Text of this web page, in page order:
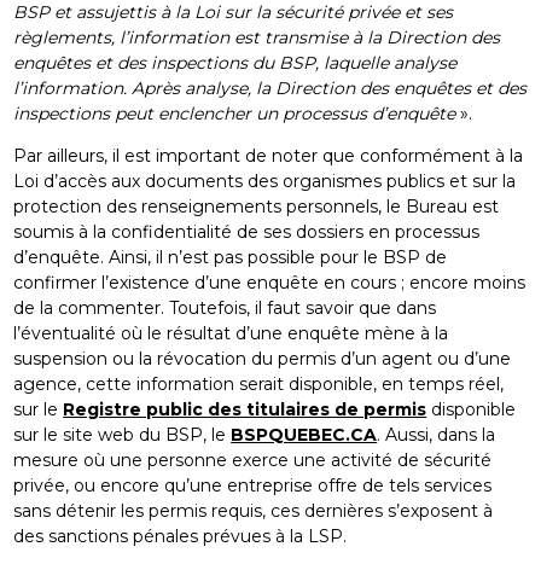
BSP et assujettis à la Loi sur la sécurité privée et ses
règlements, l’information est transmise à la Direction des
enquêtes et des inspections du BSP, laquelle analyse
l’information. Après analyse, la Direction des enquêtes et des
inspections peut enclencher un processus d’enquête».
Par ailleurs, il est important de noter que conformément à la
Loi d’accès aux documents des organismes publics et sur la
protection des renseignements personnels, le Bureau est
soumis à la confidentialité de ses dossiers en processus
d’enquête. Ainsi, il n’est pas possible pour le BSP de
confirmer l’existence d’une enquête en cours ; encore moins
de la commenter. Toutefois, il faut savoir que dans
l’éventualité où le résultat d’une enquête mène à la
suspension ou la révocation du permis d’un agent ou d’une
agence, cette information serait disponible, en temps réel,
sur le Registre public des titulaires de permis disponible
sur le site web du BSP, le BSPQUEBEC.CA. Aussi, dans la
mesure où une personne exerce une activité de sécurité
privée, ou encore qu’une entreprise offre de tels services
sans détenir les permis requis, ces dernières s’exposent à
des sanctions pénales prévues à la LSP.